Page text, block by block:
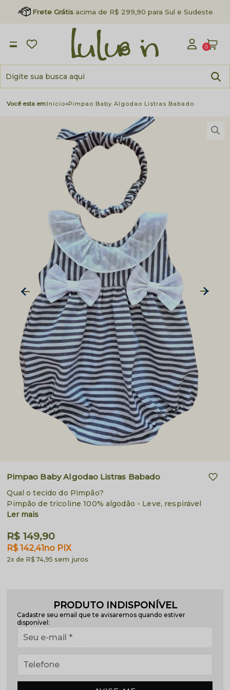
Frete Grátisacima de R$ 299,90 para Sul e Sudeste
0
Início Pimpao Baby Algodao Listras Babado
Pimpao Baby Algodao Listras Babado
Qual o tecido do Pimpão?
Pimpão de tricoline 100% algodão - Leve, respirável
Ler mais
R$ 142,41no PIX
R$ 149,90
2x R$ 74,95sem juros
PRODUTO INDISPONÍVEL
Cadastre seu email que te avisaremos quando estiver
disponível: